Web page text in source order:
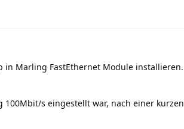
in Marling FastEthernet Module installieren.
100Mbit/s eingestellt war, nach einer kurzen